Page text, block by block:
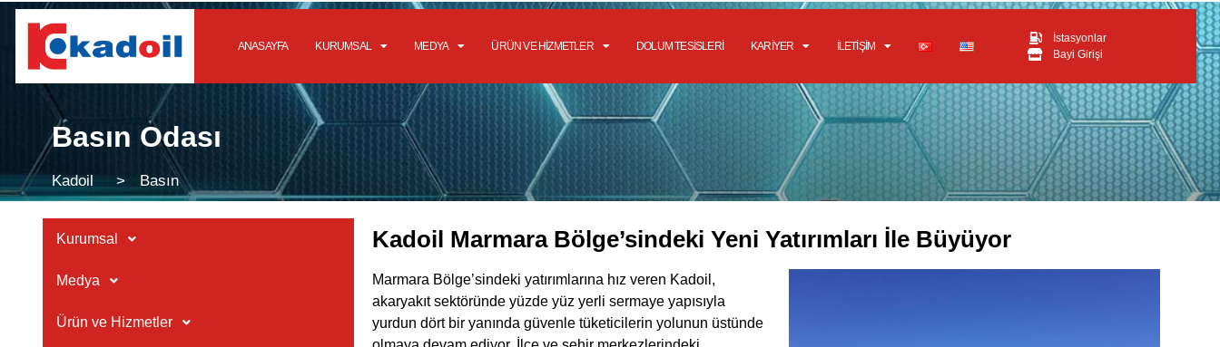
ANASAYFA KURUMSAL MEDYA ÜRÜN VE HIZMETLER DOLUM TESISLERI KARIYER İLETIŞIM
İstasyonlar
Bayi Girişi
Basın Odası
Kadoil > Basın
Kurumsal
Medya
Ürün ve Hizmetler
Kadoil Marmara Bölge’sindeki Yeni Yatırımları İle Büyüyor
Marmara Bölge’sindeki yatırımlarına hız veren Kadoil,
akaryakıt sektöründe yüzde yüz yerli sermaye yapısıyla
yurdun dört bir yanında güvenle tüketicilerin yolunun üstünde